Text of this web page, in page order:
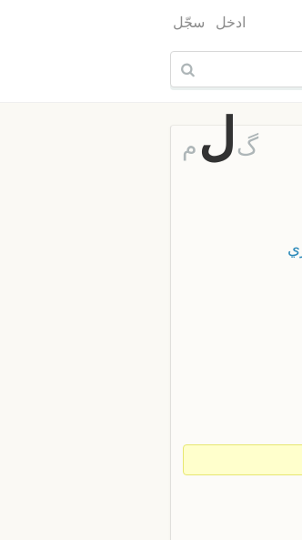
ادخل سجّل
گل م